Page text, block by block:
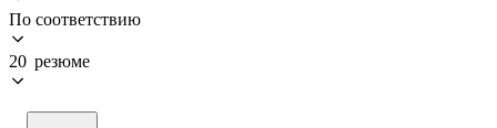
По соответствию
20 резюме